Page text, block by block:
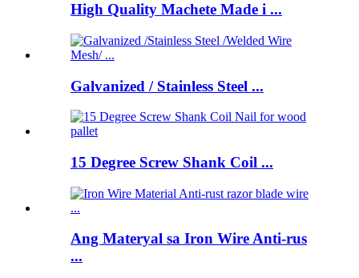
High Quality Machete Made i ...
Galvanized / Stainless Steel ...
15 Degree Screw Shank Coil ...
Ang Materyal sa Iron Wire Anti-rus
...